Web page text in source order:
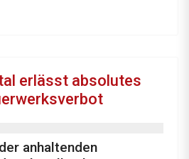
erlässt absolutes
anhaltenden